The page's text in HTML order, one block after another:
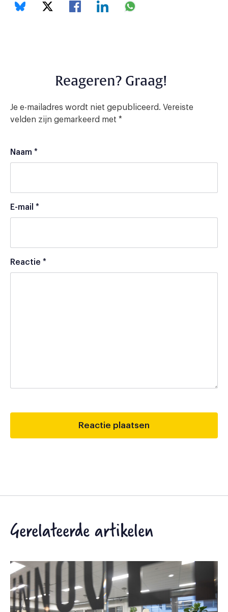
Reageren? Graag!
Je e-mailadres wordt niet gepubliceerd. Vereiste
velden zijn gemarkeerd met *
Naam *
E-mail *
Reactie *
Gerelateerde artikelen